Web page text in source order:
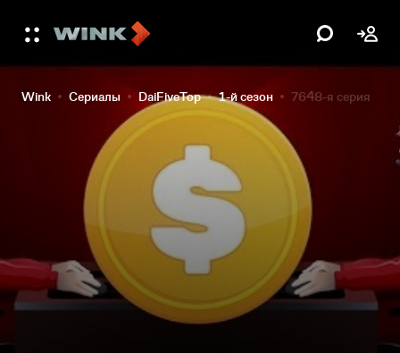
Wink Сериалы DaiFiveTop 1-й сезон 7648-я серия